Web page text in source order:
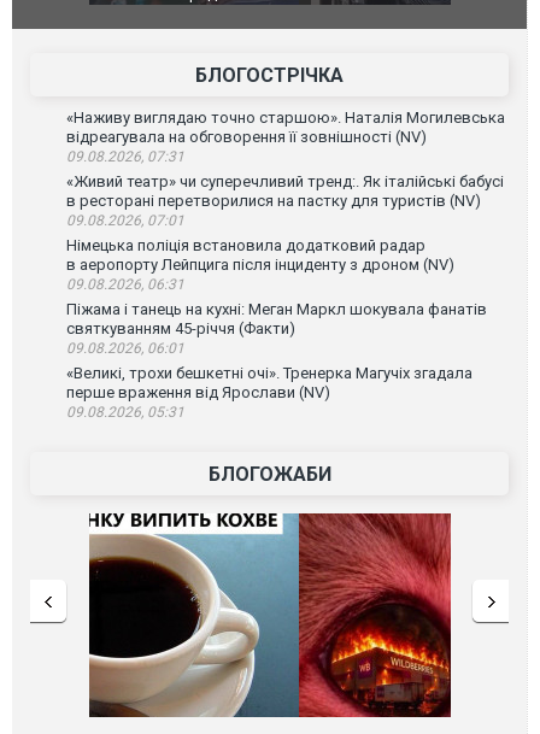
позашляховика Purosangue. ВІДЕО
фільму
БЛОГОСТРІЧКА
«Наживу виглядаю точно старшою». Наталія Могилевська
відреагувала на обговорення її зовнішності (NV)
09.08.2026, 07:31
«Живий театр» чи суперечливий тренд:. Як італійські бабусі
в ресторані перетворилися на пастку для туристів (NV)
09.08.2026, 07:01
Німецька поліція встановила додатковий радар
в аеропорту Лейпцига після інциденту з дроном (NV)
09.08.2026, 06:31
Піжама і танець на кухні: Меган Маркл шокувала фанатів
святкуванням 45-річчя (Факти)
09.08.2026, 06:01
«Великі, трохи бешкетні очі». Тренерка Магучіх згадала
перше враження від Ярослави (NV)
09.08.2026, 05:31
БЛОГОЖАБИ